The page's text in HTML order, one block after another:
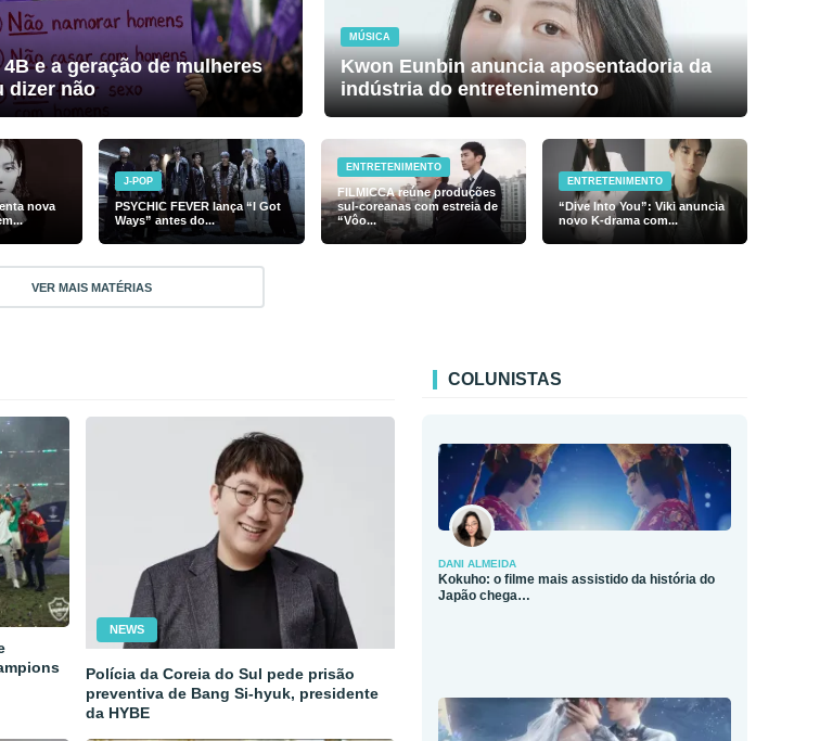
e a geração de mulheres
dizer não
MÚSICA
Kwon Eunbin anuncia aposentadoria da
indústria do entretenimento
nova
J-POP
PSYCHIC FEVER lança “I Got
Ways” antes do...
ENTRETENIMENTO
FILMICCA reúne produções
sul-coreanas com estreia de
“Vôo...
ENTRETENIMENTO
“Dive Into You”: Viki anuncia
novo K-drama com...
VER MAIS MATÉRIAS
NEWS
Polícia da Coreia do Sul pede prisão
preventiva de Bang Si-hyuk, presidente
da HYBE
COLUNISTAS
DANI ALMEIDA
Kokuho: o filme mais assistido da história do
Japão chega…